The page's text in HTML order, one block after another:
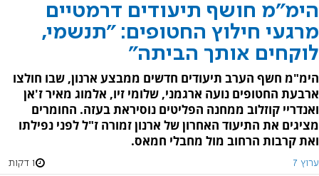
הימ"מ חושף תיעודים דרמטיים
מרגעי חילוץ החטופים: "תנשמי,
לוקחים אותך הביתה"
הימ"מ חשף הערב תיעודים חדשים ממבצע ארנון, שבו חולצו
ארבעת החטופים נועה ארגמני, שלומי זיו, אלמוג מאיר ז'אן
ואנדריי קוזלוב ממחנה הפליטים נוסיראת בעזה. החומרים
מציגים את התיעוד האחרון של ארנון זמורה ז"ל לפני נפילתו
ואת קרבות הרחוב מול מחבלי חמאס.
ערוץ 7 1 דקות